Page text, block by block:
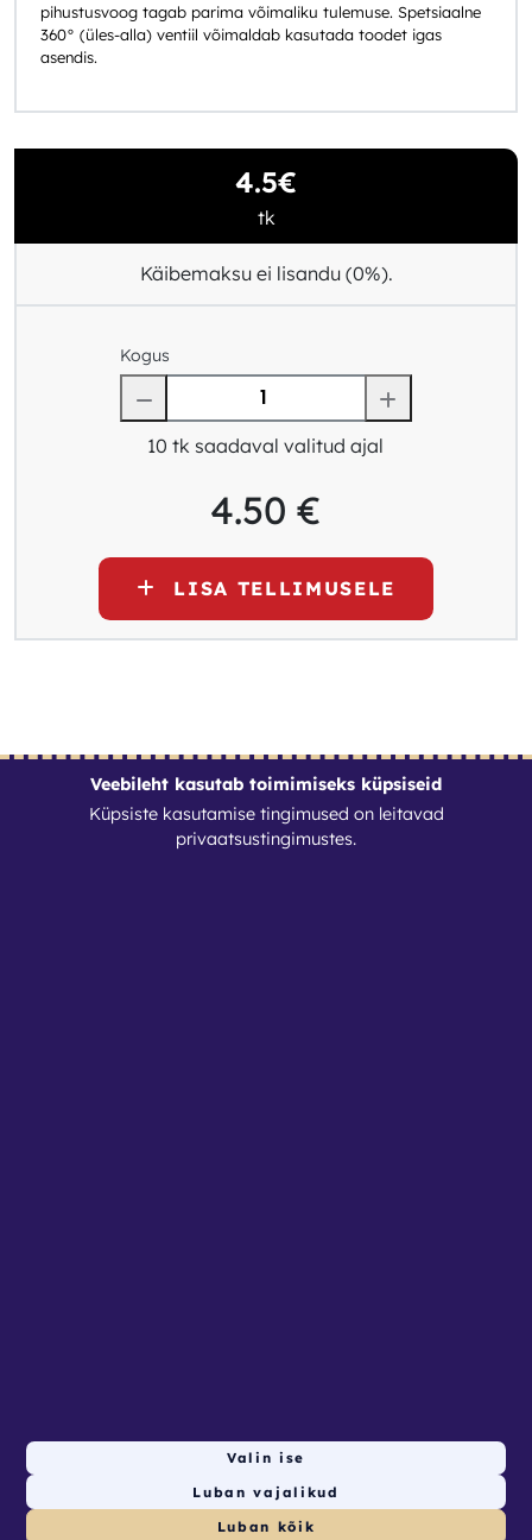
pihustusvoog tagab parima võimaliku tulemuse. Spetsiaalne
360° (üles-alla) ventiil võimaldab kasutada toodet igas
asendis.
4.5€
tk
Käibemaksu ei lisandu (0%).
Kogus
10 tk saadaval valitud ajal
10 tk saadaval valitud ajal
4.50 €
LISA TELLIMUSELE
Kontaktid
© Renditookoda 2026. Powered by
Veebileht kasutab toimimiseks küpsiseid
Küpsiste kasutamise tingimused on leitavad
privaatsustingimustes.
Valin ise
Luban vajalikud
Luban kõik